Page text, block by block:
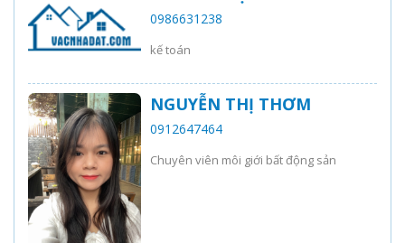
0986631238
kế toán
NGUYỄN THỊ THƠM
0912647464
Chuyên viên môi giới bất động sản